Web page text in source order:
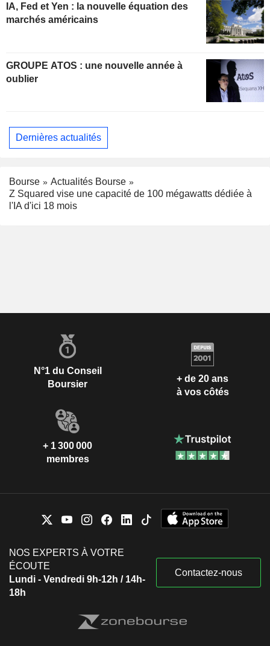
IA, Fed et Yen : la nouvelle équation des
marchés américains
GROUPE ATOS : une nouvelle année à
oublier
Dernières actualités
Bourse
Actualités Bourse
Z Squared vise une capacité de 100 mégawatts dédiée à
l'IA d'ici 18 mois
N°1 du Conseil
Boursier
+ de 20 ans
à vos côtés
+ 1 300 000
membres
NOS EXPERTS À VOTRE
ÉCOUTE
Lundi - Vendredi 9h-12h / 14h-
18h
Contactez-nous